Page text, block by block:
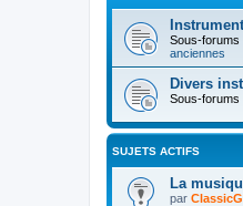
Sous-forums
anciennes
Divers
Sous-forums
SUJETS ACTIFS
La
par